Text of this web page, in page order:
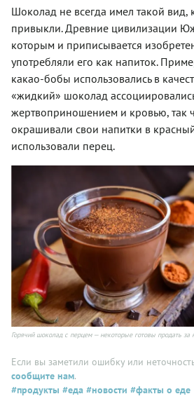
Шоколад не всегда имел такой вид,
привыкли. Древние цивилизации
которым и приписывается
употребляли его как напиток.
какао-бобы использовались в
«жидкий» шоколад
жертвоприношением и кровью, так
окрашивали свои напитки в
использовали перец.
Горячий шоколад с перцем — некоторые готовы продать за
Если вы заметили ошибку или
сообщите нам.
#продукты #еда #новости #факты о еде